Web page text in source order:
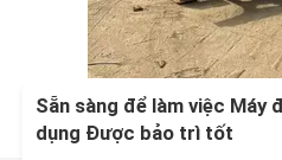
Sẵn sàng để làm việc Máy
dụng Được bảo trì tốt